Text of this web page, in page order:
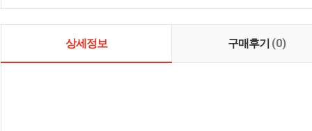
상세정보 구매후기 (0)